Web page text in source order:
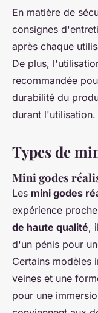
En matière de
consignes
après chaque
De plus,
recommandée
durabilité du
durant l'utilisation.
Types de
Mini godes
Les mini godes
expérience
de haute qualité,
d'un pénis pour
Certains modèles
veines et une
pour une